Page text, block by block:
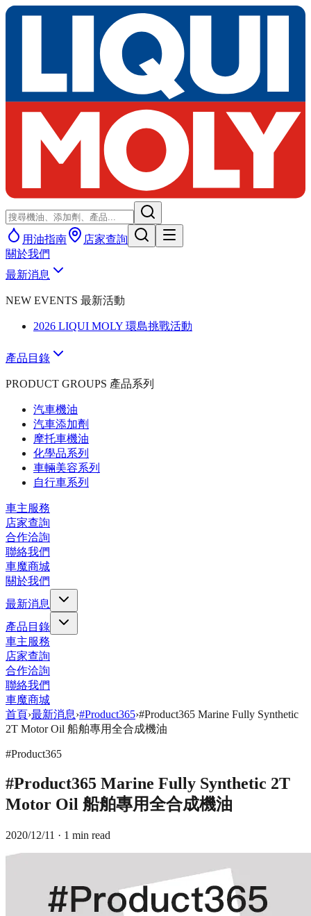
用油指南
店家查詢
關於我們
最新消息
NEW EVENTS 最新活動
2026 LIQUI MOLY 環島挑戰活動
產品目錄
PRODUCT GROUPS 產品系列
汽車機油
汽車添加劑
摩托車機油
化學品系列
車輛美容系列
自行車系列
車主服務
店家查詢
合作洽詢
聯絡我們
車魔商城
關於我們
最新消息
產品目錄
車主服務
店家查詢
合作洽詢
聯絡我們
車魔商城
首頁›最新消息›#Product365›#Product365 Marine Fully Synthetic
2T Motor Oil 船舶專用全合成機油
#Product365
#Product365 Marine Fully Synthetic 2T
Motor Oil 船舶專用全合成機油
2020/12/11 · 1 min read